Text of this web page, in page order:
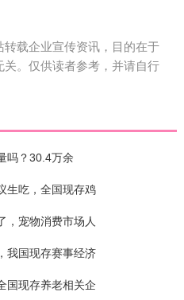
载企业宣传资讯，目的在于
。仅供读者参考，并请自行
吗？30.4万余
生吃，全国现存鸡
，宠物消费市场人
我国现存赛事经济
国现存养老相关企